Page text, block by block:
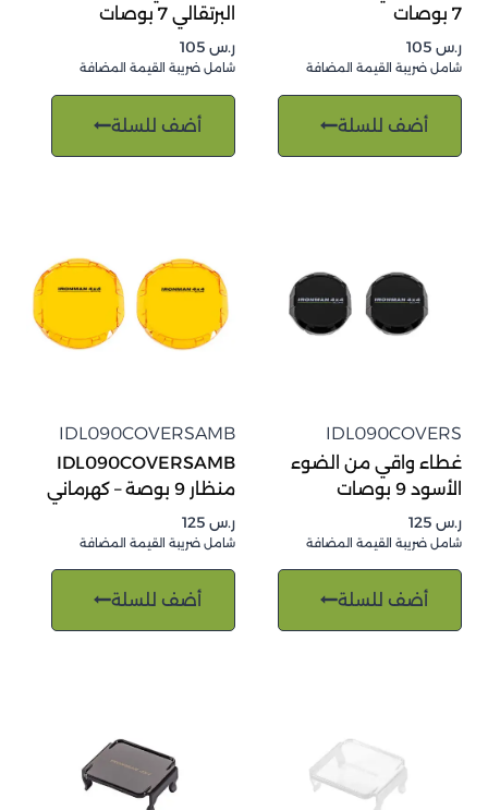
7 بوصات
ر.س
شامل ضريبة القيمة المضافة
أضف للسلة
البرتقالي 7 بوصات
ر.س
شامل ضريبة القيمة المضافة
أضف للسلة
IDL090COVERS
غطاء واقي من الضوء
الأسود 9 بوصات
ر.س
شامل ضريبة القيمة المضافة
أضف للسلة
IDL090COVERSAMB
IDL090COVERSAMB
منظار 9 بوصة – كهرماني
ر.س
شامل ضريبة القيمة المضافة
أضف للسلة